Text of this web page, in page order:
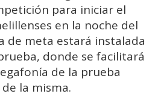
para iniciar el
en la noche del
de meta estará instalada
donde se facilitará
de la prueba
la misma.